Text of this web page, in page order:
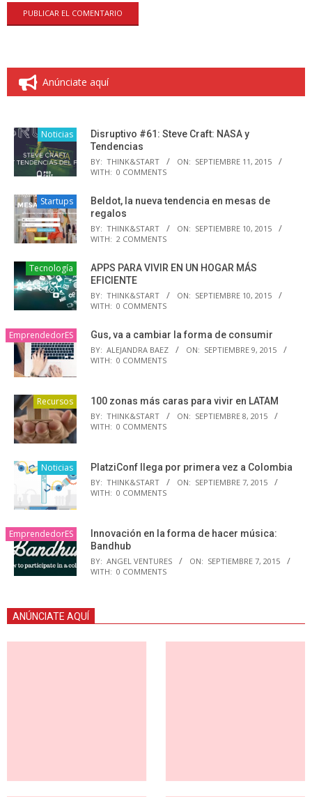
Anúnciate aquí
Noticias
Disruptivo #61: Steve Craft: NASA y
Tendencias
BY: THINK&START ON: SEPTIEMBRE 11, 2015
WITH: 0 COMMENTS
Startups
Beldot, la nueva tendencia en mesas de
regalos
BY: THINK&START ON: SEPTIEMBRE 10, 2015
WITH: 2 COMMENTS
Tecnología
APPS PARA VIVIR EN UN HOGAR MÁS
EFICIENTE
BY: THINK&START ON: SEPTIEMBRE 10, 2015
WITH: 0 COMMENTS
EmprendedorES Gus, va a cambiar la forma de consumir
BY: ALEJANDRA BAEZ ON: SEPTIEMBRE 9, 2015
WITH: 0 COMMENTS
Recursos 100 zonas más caras para vivir en LATAM
BY: THINK&START ON: SEPTIEMBRE 8, 2015
WITH: 0 COMMENTS
Noticias PlatziConf llega por primera vez a Colombia
BY: THINK&START ON: SEPTIEMBRE 7, 2015
WITH: 0 COMMENTS
EmprendedorES
Innovación en la forma de hacer música:
Bandhub
BY: ANGEL VENTURES ON: SEPTIEMBRE 7, 2015
WITH: 0 COMMENTS
ANÚNCIATE AQUÍ